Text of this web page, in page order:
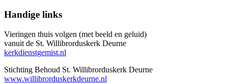
Handige links
Vieringen thuis volgen (met beeld en geluid)
vanuit de St. Willibrorduskerk Deurne
kerkdienstgemist.nl
Stichting Behoud St. Willibrorduskerk Deurne
www.willibrorduskerkdeurne.nl